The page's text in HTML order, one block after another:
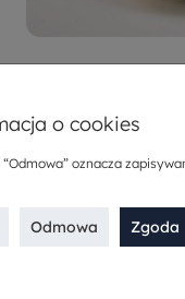
o cookies
oznacza
Odmowa Zgoda